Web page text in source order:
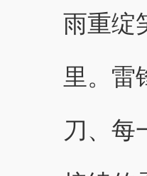
雨重绽
里。雷
刀、每